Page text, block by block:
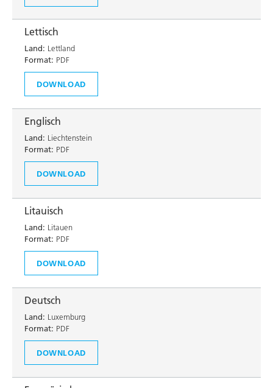
Lettisch
Land: Lettland
Format: PDF
DOWNLOAD
Englisch
Land: Liechtenstein
Format: PDF
DOWNLOAD
Litauisch
Land: Litauen
Format: PDF
DOWNLOAD
Deutsch
Land: Luxemburg
Format: PDF
DOWNLOAD